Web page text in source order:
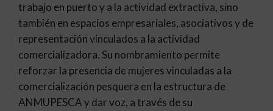
trabajo en puerto y a la actividad extractiva, sino
también en espacios empresariales, asociativos y de
representación vinculados a la actividad
comercializadora. Su nombramiento permite
reforzar la presencia de mujeres vinculadas a la
comercialización pesquera en la estructura de
ANMUPESCA y dar voz, a través de su